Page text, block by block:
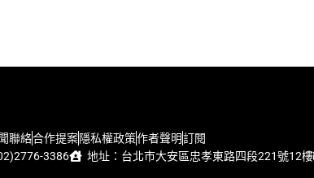
聯絡合作提案隱私權政策作者聲明訂閱
3386
地址：台北市大安區忠孝東路四段221號12樓